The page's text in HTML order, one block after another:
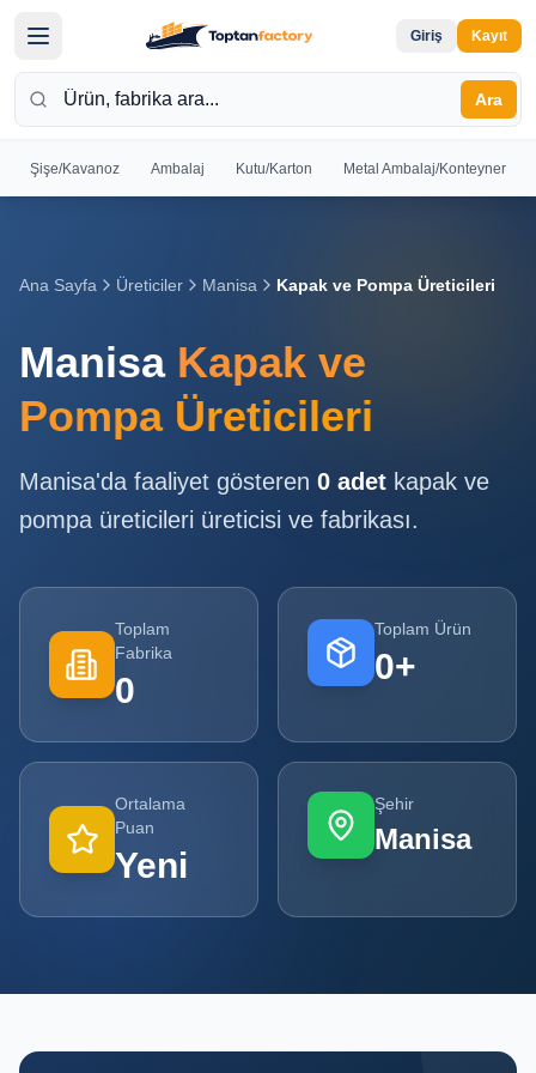
Giriş Kayıt
Ara
Şişe/Kavanoz Ambalaj Kutu/Karton Metal Ambalaj/Konteyner
Giriş yapın
Yap
Ol
Sayfa
Tüm
Ürünler
Kampanyalar
POPÜLER
KATEGORILER
Ana Sayfa Üreticiler Manisa Kapak ve Pompa Üreticileri
Manisa Kapak ve
Pompa Üreticileri
Manisa'da faaliyet gösteren 0 adet kapak ve
pompa üreticileri üreticisi ve fabrikası.
Toplam
Fabrika
0
Toplam Ürün
0+
Ortalama
Puan
Yeni
Şehir
Manisa